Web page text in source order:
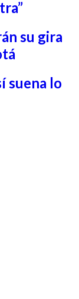
su gira
suena lo